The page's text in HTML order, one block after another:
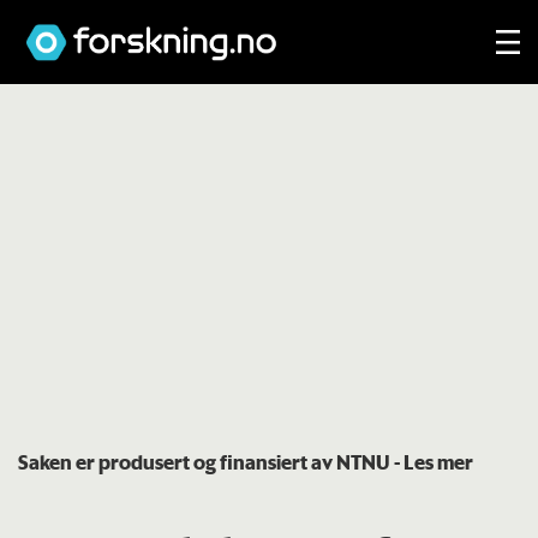
Saken er produsert og finansiert av NTNU- Les mer